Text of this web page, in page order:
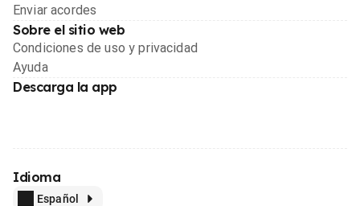
Enviar acordes
Sobre el sitio web
Condiciones de uso y privacidad
Ayuda
Descarga la app
Idioma
Español